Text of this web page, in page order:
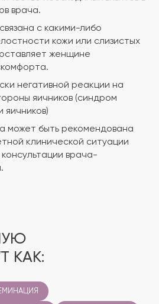
врача.
с какими-либо
кожи или слизистых
женщине
негативной реакции на
яичников (синдром
яичников)
может быть рекомендована
клинической ситуации
врача-
КАК: